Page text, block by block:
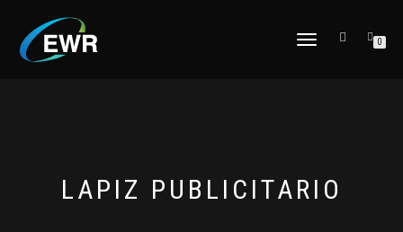
CAMBIAR
0
LAPIZ PUBLICITARIO